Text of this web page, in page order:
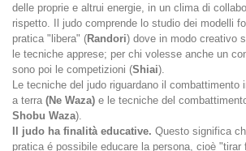
delle proprie e altrui energie, in un clima di
rispetto. Il judo comprende lo studio dei modelli
pratica "libera" (Randori) dove in modo creativo
le tecniche apprese; per chi volesse anche un
sono poi le competizioni (Shiai).
Le tecniche del judo riguardano il combattimento
a terra (Ne Waza) e le tecniche del
Shobu Waza).
Il judo ha finalità educative. Questo significa
pratica é possibile educare la persona, cioè